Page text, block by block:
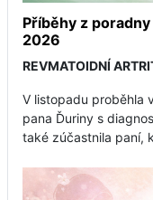
Příběhy z
2026
REVMATOIDNÍ
V listopadu proběhla
pana Ďuriny s
také zúčastnila paní,